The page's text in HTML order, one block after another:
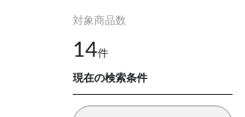
対象商品数
14件
現在の検索条件